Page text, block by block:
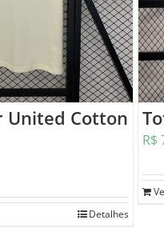
United Cotton
Detalhes
R$